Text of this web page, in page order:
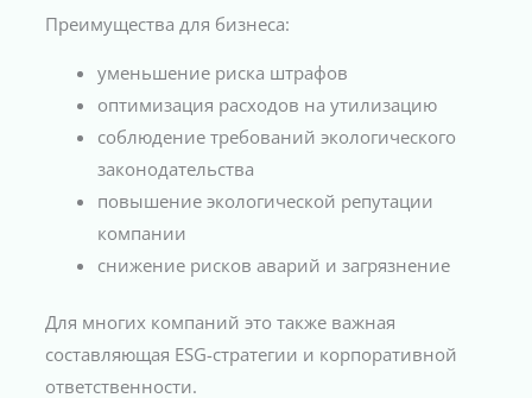
Преимущества для бизнеса:
уменьшение риска штрафов
оптимизация расходов на утилизацию
соблюдение требований экологического
законодательства
повышение экологической репутации
компании
снижение рисков аварий и загрязнение
Для многих компаний это также важная
составляющая ESG-стратегии и корпоративной
ответственности.